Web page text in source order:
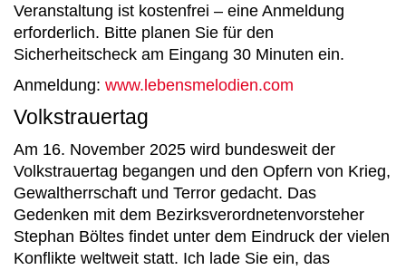
Veranstaltung ist kostenfrei – eine Anmeldung
erforderlich. Bitte planen Sie für den
Sicherheitscheck am Eingang 30 Minuten ein.
Anmeldung: www.lebensmelodien.com
Volkstrauertag
Am 16. November 2025 wird bundesweit der
Volkstrauertag begangen und den Opfern von Krieg,
Gewaltherrschaft und Terror gedacht. Das
Gedenken mit dem Bezirksverordnetenvorsteher
Stephan Böltes findet unter dem Eindruck der vielen
Konflikte weltweit statt. Ich lade Sie ein, das